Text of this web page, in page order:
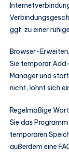
ggf. zu einer
Browser-
Sie temporär
Manager und
nicht, lohnt sich
Regelmäßige
Sie das
temporären
außerdem eine